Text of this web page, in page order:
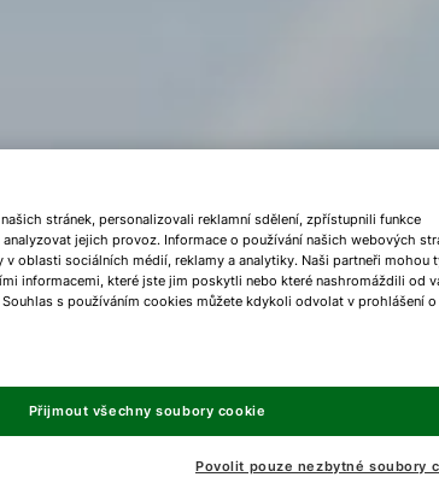
stránek, personalizovali reklamní sdělení, zpřístupnili funkce
jejich provoz. Informace o používání našich webových
v oblasti sociálních médií, reklamy a analytiky. Naši partneři mohou
informacemi, které jste jim poskytli nebo které nashromáždili od
s používáním cookies můžete kdykoli odvolat v prohlášení o
Povolit pouze nezbytné soubory
Přijmout všechny soubory cookie